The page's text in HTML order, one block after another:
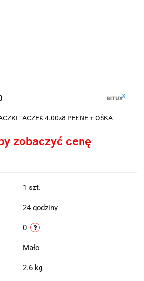
TACZEK 4.00x8 PEŁNE + OŚKA
zobaczyć cenę
1 szt.
24 godziny
0
Mało
2.6 kg